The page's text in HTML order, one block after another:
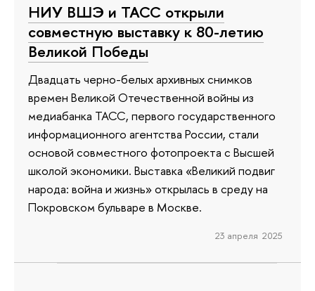
НИУ ВШЭ и ТАСС открыли
совместную выставку к 80-летию
Великой Победы
Двадцать черно-белых архивных снимков
времен Великой Отечественной войны из
медиабанка ТАСС, первого государственного
информационного агентства России, стали
основой совместного фотопроекта с Высшей
школой экономики. Выставка «Великий подвиг
народа: война и жизнь» открылась в среду на
Покровском бульваре в Москве.
23 апреля 2025